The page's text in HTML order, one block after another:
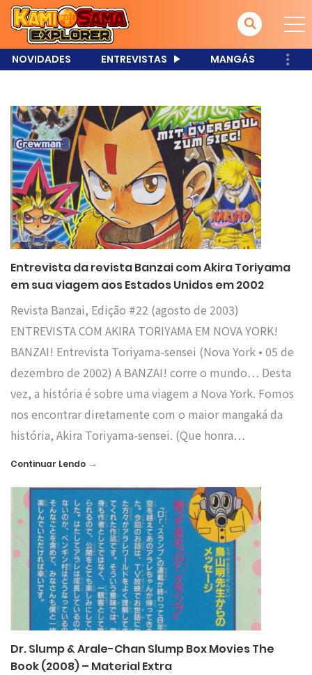
NOVIDADES ENTREVISTAS MANGÁS
Entrevista da revista Banzai com Akira Toriyama
em sua viagem aos Estados Unidos em 2002
Revista Banzai, Edição #22 (agosto de 2003)
ENTREVISTA COM AKIRA TORIYAMA EM NOVA YORK!
BANZAI! Entrevista Toriyama-sensei (Nova York • 05 de
dezembro de 2002) A BANZAI! corre o mundo… Desta
vez, a história é sobre uma viagem a Nova York. Fomos
nos encontrar diretamente com o maior mangaká da
história, Akira Toriyama-sensei. (Que honra…
Continuar Lendo →
Dr. Slump & Arale-Chan Slump Box Movies The
Book (2008) – Material Extra